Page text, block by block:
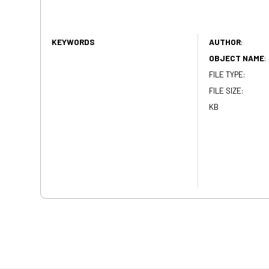
KEYWORDS AUTHOR:
OBJECT NAME:
FILE TYPE:
FILE SIZE:
KB